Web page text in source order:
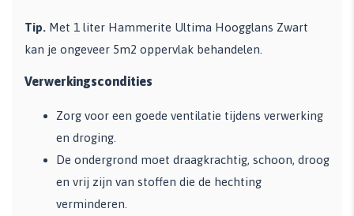
Tip. Met 1 liter Hammerite Ultima Hoogglans Zwart
kan je ongeveer 5m2 oppervlak behandelen.
Verwerkingscondities
Zorg voor een goede ventilatie tijdens verwerking
en droging.
De ondergrond moet draagkrachtig, schoon, droog
en vrij zijn van stoffen die de hechting
verminderen.